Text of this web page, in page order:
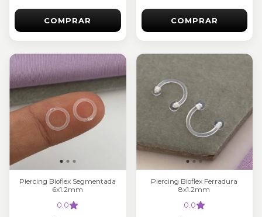
COMPRAR COMPRAR
Piercing Bioflex Segmentada
6x1.2mm
0.0
Piercing Bioflex Ferradura
8x1.2mm
0.0